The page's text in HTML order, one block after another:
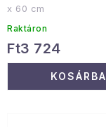
x 60 cm
Raktáron
Ft3 724
KOSÁRBA